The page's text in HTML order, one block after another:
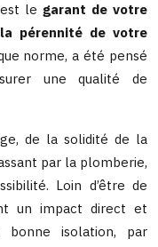
le garant de votre
pérennité de votre
norme, a été pensé
une qualité de
de la solidité de la
par la plomberie,
Loin d’être de
un impact direct et
bonne isolation, par